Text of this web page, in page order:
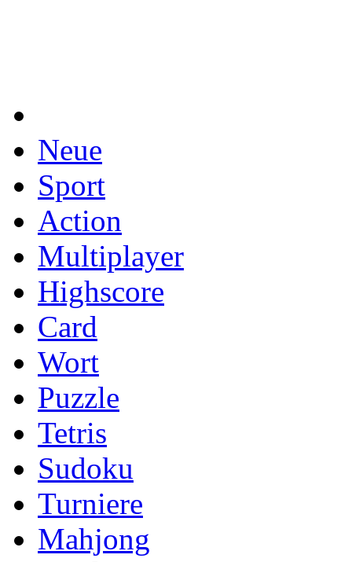
Neue
Sport
Action
Multiplayer
Highscore
Card
Wort
Puzzle
Tetris
Sudoku
Turniere
Mahjong